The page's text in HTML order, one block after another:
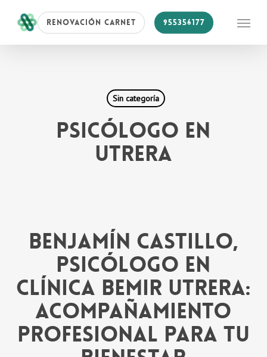
main
RENOVACIÓN CARNET 955356177
Sin categoría
PSICÓLOGO EN
UTRERA
Benjamín Castillo,
psicólogo en
Clínica Bemir Utrera:
acompañamiento
profesional para tu